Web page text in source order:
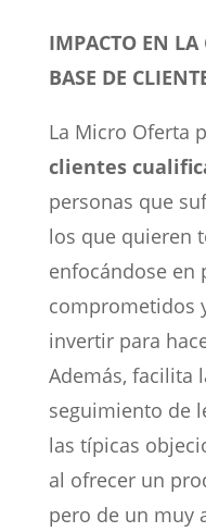
IMPACTO EN LA
BASE DE
La Micro Oferta
clientes
personas que
los que quieren
enfocándose en
comprometidos
invertir para
Además, facilita
seguimiento de
las típicas
al ofrecer un
pero de un muy